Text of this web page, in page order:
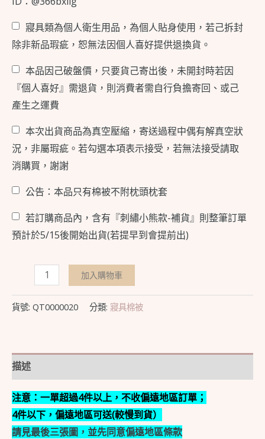
寢具類為個人衛生用品，為個人貼身使用，若己拆封
除非新品瑕疵，恕無法因個人喜好提供退換貨。
本品因己破盤價，只要貨己寄出後，未開封時若因
『個人喜好』需退貨，則消費者需自行負擔寄回、或己
產生之運費
本次出貨商品為真空壓縮，寄送過程中偶有解真空狀
況，非屬瑕疵。若勾選本項表示接受，若無法接受請取
消購買，謝謝
公告：本品只有棉被不附枕頭枕套
若訂購商品內，含有『刺繡小熊款-補貨』則整筆訂單
預計於5/15後開始出貨(若提早到會提前出)
加入購物車
貨號: QT0000020 分類: 寢具棉被
描述
注意：一單超過4件以上，不收偏遠地區訂單；
4件以下，偏遠地區可送(較慢到貨）
請見最後三張圖，並先同意偏遠地區條款